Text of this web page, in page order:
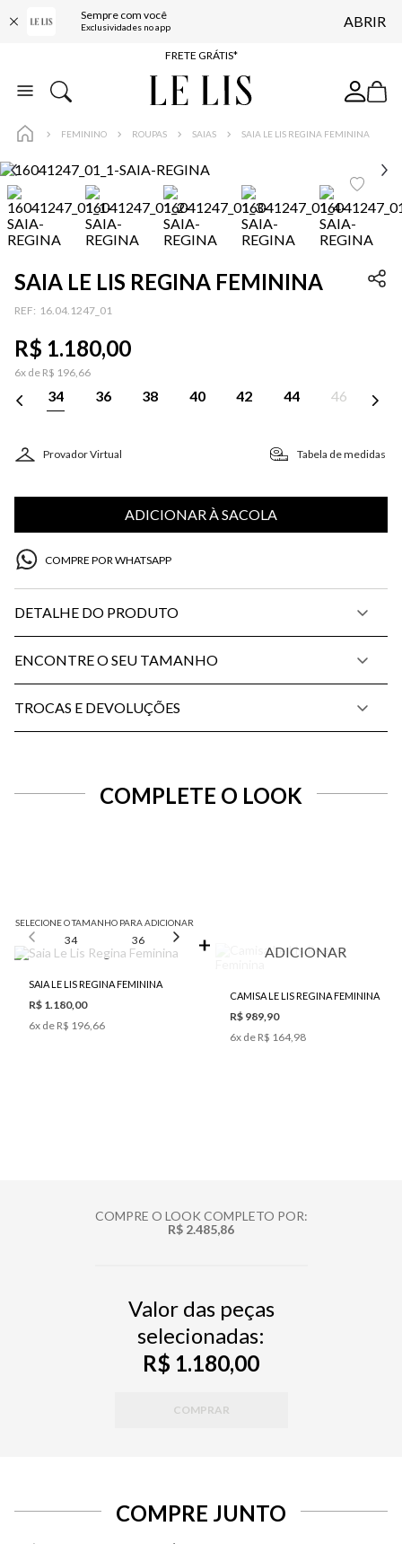
Sempre com você
Exclusividades no app ABRIR
ENTREGA EXPRESSA*
FRETE GRÁTIS*
BAIXE O APP
FEMININO ROUPAS SAIAS SAIA LE LIS REGINA FEMININA
SAIA LE LIS REGINA FEMININA
: 16.04.1247_01
R$ 1.180,00
6x de R$ 196,66
34 36 38 40 42 44 46
Provador Virtual Tabela de medidas
ADICIONAR À SACOLA
COMPRE POR WHATSAPP
DETALHE DO PRODUTO
ENCONTRE O SEU TAMANHO
TROCAS E DEVOLUÇÕES
COMPLETE O LOOK
SELECIONE O TAMANHO PARA ADICIONAR
34 36 38
SAIA LE LIS REGINA FEMININA
R$ 1.180,00
6x de R$ 196,66
ADICIONAR
CAMISA LE LIS REGINA FEMININA
R$ 989,90
6x de R$ 164,98
COMPRE O LOOK COMPLETO POR:
R$ 2.485,86
Valor das peças
selecionadas:
R$ 1.180,00
COMPRAR
COMPRE JUNTO